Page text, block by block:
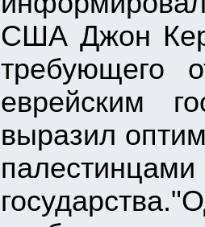
США Джон
требующего
еврейским
выразил